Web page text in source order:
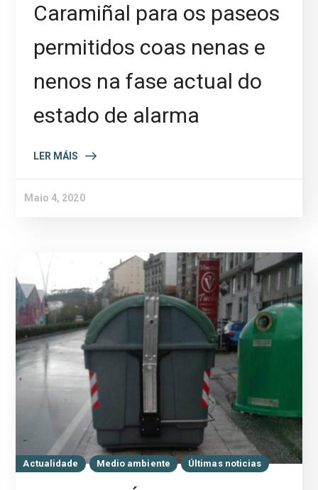
Caramiñal para os paseos
permitidos coas nenas e
nenos na fase actual do
estado de alarma
LER MÁIS
Maio 4, 2020
Actualidade Medio ambiente Últimas noticias